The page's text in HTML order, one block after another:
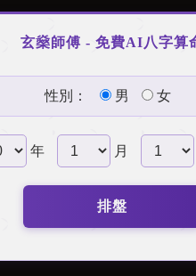
玄燊師傅 - 免費AI八字算
性別： 男 女
年 月
排盤